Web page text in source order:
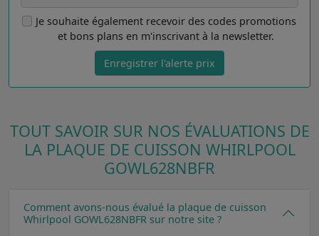
Je souhaite également recevoir des codes promotions
et bons plans en m'inscrivant à la newsletter.
Enregistrer l'alerte prix
TOUT SAVOIR SUR NOS ÉVALUATIONS DE
LA PLAQUE DE CUISSON WHIRLPOOL
GOWL628NBFR
Comment avons-nous évalué la plaque de cuisson
Whirlpool GOWL628NBFR sur notre site ?